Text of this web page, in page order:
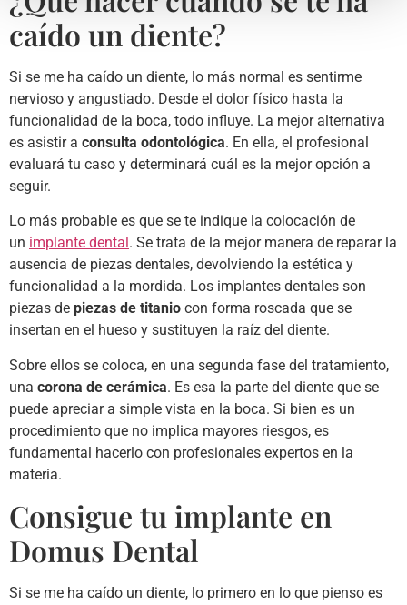
caído un diente?
Si se me ha caído un diente, lo más normal es sentirme
nervioso y angustiado. Desde el dolor físico hasta la
funcionalidad de la boca, todo influye. La mejor alternativa
es asistir a consulta odontológica. En ella, el profesional
evaluará tu caso y determinará cuál es la mejor opción a
seguir.
Lo más probable es que se te indique la colocación de
un implante dental . Se trata de la mejor manera de reparar la
ausencia de piezas dentales, devolviendo la estética y
funcionalidad a la mordida. Los implantes dentales son
piezas de piezas de titanio con forma roscada que se
insertan en el hueso y sustituyen la raíz del diente.
Sobre ellos se coloca, en una segunda fase del tratamiento,
una corona de cerámica. Es esa la parte del diente que se
puede apreciar a simple vista en la boca. Si bien es un
procedimiento que no implica mayores riesgos, es
fundamental hacerlo con profesionales expertos en la
materia.
Consigue tu implante en
Domus Dental
Si se me ha caído un diente, lo primero en lo que pienso es